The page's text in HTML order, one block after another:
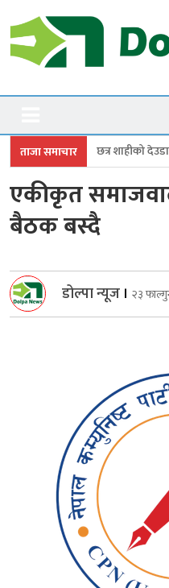
to
content
Dolpanews
ताजा समाचार
देउडामा झुम्यो डोल्पा, महोत्सव
एकीकृत
बैठक बस्दै
डोल्पा न्यूज । २३